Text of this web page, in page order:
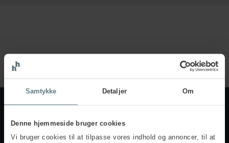
Samtykke Detaljer Om
Denne hjemmeside bruger cookies
Vi bruger cookies til at tilpasse vores indhold og annoncer, til at
Contact us